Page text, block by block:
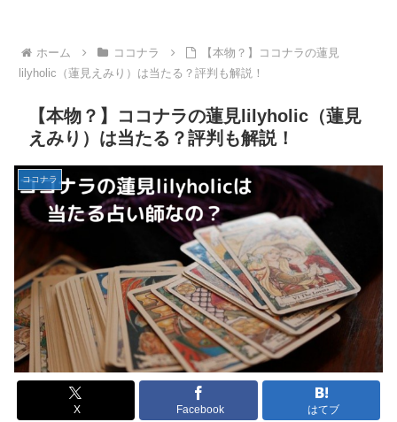
ホーム ココナラ
【本物？】ココナラの蓮見
lilyholic（蓮見えみり）は当たる？評判も解説！
【本物？】ココナラの蓮見lilyholic（蓮見
えみり）は当たる？評判も解説！
ココナラ
X Facebook はてブ